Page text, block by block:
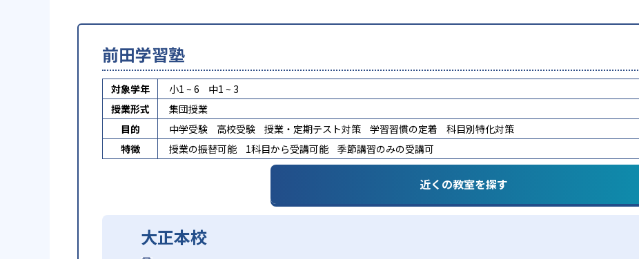
前田学習塾
対象学年 小1 ~ 6
中1 ~ 3
授業形式
集団授業
目的
中学受験 高校受験 授業・定期テスト対策 学習習慣の定着
科目別特化対策
特徴
授業の振替可能 1科目から受講可能 季節講習のみの受講可
近くの教室を探す
大正本校